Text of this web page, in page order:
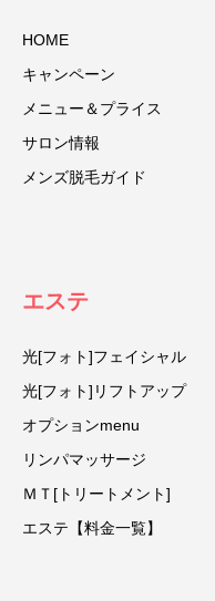
HOME
キャンペーン
メニュー＆プライス
サロン情報
メンズ脱毛ガイド
エステ
光[フォト]フェイシャル
光[フォト]リフトアップ
オプションmenu
リンパマッサージ
ＭＴ[トリートメント]
エステ【料金一覧】